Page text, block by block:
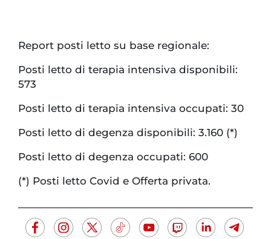
Report posti letto su base regionale:
Posti letto di terapia intensiva disponibili:
573
Posti letto di terapia intensiva occupati: 30
Posti letto di degenza disponibili: 3.160 (*)
Posti letto di degenza occupati: 600
(*) Posti letto Covid e Offerta privata.